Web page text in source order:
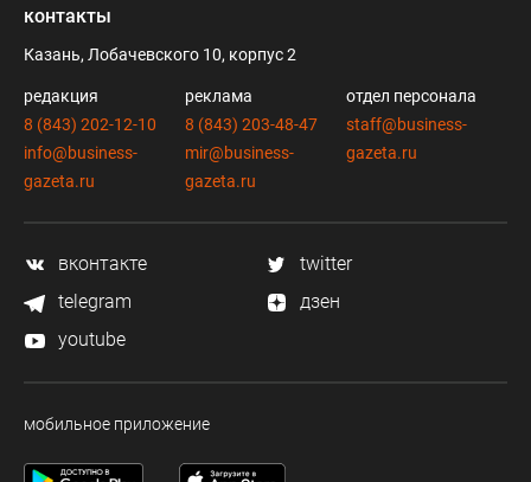
контакты
Казань, Лобачевского 10, корпус 2
редакция
8 (843) 202-12-10
info@business-
gazeta.ru
реклама
8 (843) 203-48-47
mir@business-
gazeta.ru
отдел персонала
staff@business-
gazeta.ru
вконтакте
twitter
telegram
дзен
youtube
мобильное приложение